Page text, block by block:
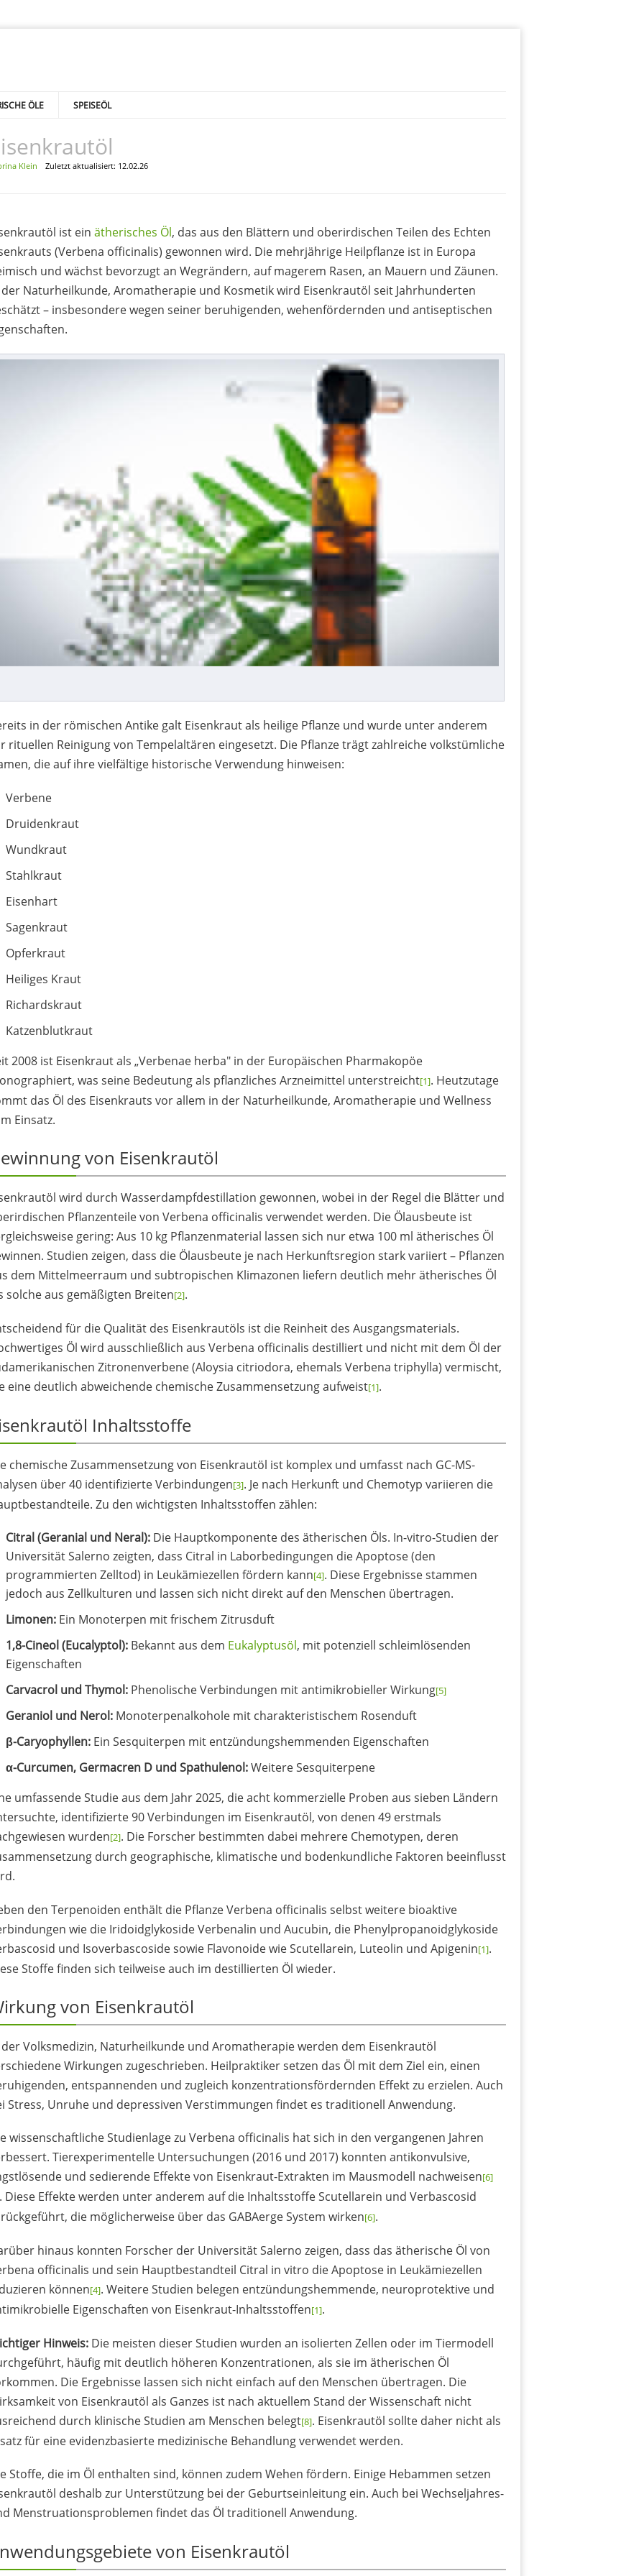
ÖLE SPEISEÖL
Klein Zuletzt aktualisiert: 12.02.26
ist ein ätherisches Öl, das aus den Blättern und oberirdischen Teilen des Echten
(Verbena officinalis) gewonnen wird. Die mehrjährige Heilpflanze ist in Europa
und wächst bevorzugt an Wegrändern, auf magerem Rasen, an Mauern und Zäunen.
der Naturheilkunde, Aromatherapie und Kosmetik wird Eisenkrautöl seit Jahrhunderten
– insbesondere wegen seiner beruhigenden, wehenfördernden und antiseptischen
in der römischen Antike galt Eisenkraut als heilige Pflanze und wurde unter anderem
rituellen Reinigung von Tempelaltären eingesetzt. Die Pflanze trägt zahlreiche volkstümliche
die auf ihre vielfältige historische Verwendung hinweisen:
Verbene
Druidenkraut
Wundkraut
Stahlkraut
Eisenhart
Sagenkraut
Opferkraut
Heiliges Kraut
Richardskraut
Katzenblutkraut
2008 ist Eisenkraut als „Verbenae herba" in der Europäischen Pharmakopöe
was seine Bedeutung als pflanzliches Arzneimittel unterstreicht[1]. Heutzutage
das Öl des Eisenkrauts vor allem in der Naturheilkunde, Aromatherapie und Wellness
Einsatz.
von Eisenkrautöl
wird durch Wasserdampfdestillation gewonnen, wobei in der Regel die Blätter und
Pflanzenteile von Verbena officinalis verwendet werden. Die Ölausbeute ist
gering: Aus 10 kg Pflanzenmaterial lassen sich nur etwa 100 ml ätherisches Öl
Studien zeigen, dass die Ölausbeute je nach Herkunftsregion stark variiert – Pflanzen
dem Mittelmeerraum und subtropischen Klimazonen liefern deutlich mehr ätherisches Öl
solche aus gemäßigten Breiten[2].
für die Qualität des Eisenkrautöls ist die Reinheit des Ausgangsmaterials.
Öl wird ausschließlich aus Verbena officinalis destilliert und nicht mit dem Öl der
Zitronenverbene (Aloysia citriodora, ehemals Verbena triphylla) vermischt,
eine deutlich abweichende chemische Zusammensetzung aufweist[1].
Inhaltsstoffe
chemische Zusammensetzung von Eisenkrautöl ist komplex und umfasst nach GC-MS-
über 40 identifizierte Verbindungen[3]. Je nach Herkunft und Chemotyp variieren die
Zu den wichtigsten Inhaltsstoffen zählen:
Citral (Geranial und Neral): Die Hauptkomponente des ätherischen Öls. In-vitro-Studien der
Universität Salerno zeigten, dass Citral in Laborbedingungen die Apoptose (den
programmierten Zelltod) in Leukämiezellen fördern kann[4]. Diese Ergebnisse stammen
jedoch aus Zellkulturen und lassen sich nicht direkt auf den Menschen übertragen.
Limonen: Ein Monoterpen mit frischem Zitrusduft
1,8-Cineol (Eucalyptol): Bekannt aus dem Eukalyptusöl, mit potenziell schleimlösenden
Eigenschaften
Carvacrol und Thymol: Phenolische Verbindungen mit antimikrobieller Wirkung[5]
Geraniol und Nerol: Monoterpenalkohole mit charakteristischem Rosenduft
β-Caryophyllen: Ein Sesquiterpen mit entzündungshemmenden Eigenschaften
α-Curcumen, Germacren D und Spathulenol:Weitere Sesquiterpene
umfassende Studie aus dem Jahr 2025, die acht kommerzielle Proben aus sieben Ländern
identifizierte 90 Verbindungen im Eisenkrautöl, von denen 49 erstmals
wurden[2]. Die Forscher bestimmten dabei mehrere Chemotypen, deren
durch geographische, klimatische und bodenkundliche Faktoren beeinflusst
den Terpenoiden enthält die Pflanze Verbena officinalis selbst weitere bioaktive
wie die Iridoidglykoside Verbenalin und Aucubin, die Phenylpropanoidglykoside
und Isoverbascoside sowie Flavonoide wie Scutellarein, Luteolin und Apigenin[1].
Stoffe finden sich teilweise auch im destillierten Öl wieder.
von Eisenkrautöl
der Volksmedizin, Naturheilkunde und Aromatherapie werden dem Eisenkrautöl
Wirkungen zugeschrieben. Heilpraktiker setzen das Öl mit dem Ziel ein, einen
entspannenden und zugleich konzentrationsfördernden Effekt zu erzielen. Auch
Stress, Unruhe und depressiven Verstimmungen findet es traditionell Anwendung.
wissenschaftliche Studienlage zu Verbena officinalis hat sich in den vergangenen Jahren
Tierexperimentelle Untersuchungen (2016 und 2017) konnten antikonvulsive,
und sedierende Effekte von Eisenkraut-Extrakten im Mausmodell nachweisen[6]
. Diese Effekte werden unter anderem auf die Inhaltsstoffe Scutellarein und Verbascosid
die möglicherweise über das GABAerge System wirken[6].
hinaus konnten Forscher der Universität Salerno zeigen, dass das ätherische Öl von
officinalis und sein Hauptbestandteil Citral in vitro die Apoptose in Leukämiezellen
können[4]. Weitere Studien belegen entzündungshemmende, neuroprotektive und
Eigenschaften von Eisenkraut-Inhaltsstoffen[1].
Hinweis: Die meisten dieser Studien wurden an isolierten Zellen oder im Tiermodell
häufig mit deutlich höheren Konzentrationen, als sie im ätherischen Öl
Die Ergebnisse lassen sich nicht einfach auf den Menschen übertragen. Die
von Eisenkrautöl als Ganzes ist nach aktuellem Stand der Wissenschaft nicht
durch klinische Studien am Menschen belegt[8]. Eisenkrautöl sollte daher nicht als
für eine evidenzbasierte medizinische Behandlung verwendet werden.
Stoffe, die im Öl enthalten sind, können zudem Wehen fördern. Einige Hebammen setzen
deshalb zur Unterstützung bei der Geburtseinleitung ein. Auch bei Wechseljahres-
Menstruationsproblemen findet das Öl traditionell Anwendung.
von Eisenkrautöl